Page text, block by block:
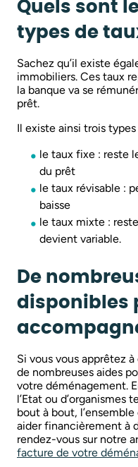
Quels sont
types de
Sachez qu’il existe
immobiliers. Ces taux
la banque va se
prêt.
Il existe ainsi trois
le taux fixe : reste
du prêt
le taux révisable :
baisse
le taux mixte :
devient variable.
De
disponibles
Si vous vous apprêtez
de nombreuses aides
votre déménagement.
l’Etat ou d’organismes
bout à bout,
aider financièrement à
rendez-vous sur notre
facture de votre